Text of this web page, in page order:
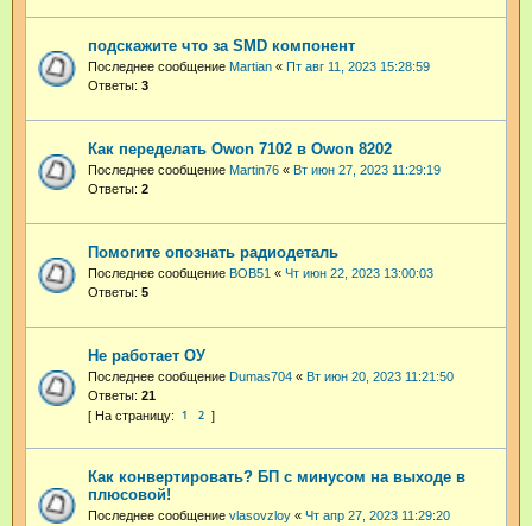
подскажите что за SMD компонент
Последнее сообщение Martian « Пт авг 11, 2023 15:28:59
Ответы: 3
Как переделать Owon 7102 в Owon 8202
Последнее сообщение Martin76 « Вт июн 27, 2023 11:29:19
Ответы: 2
Помогите опознать радиодеталь
Последнее сообщение BOB51 « Чт июн 22, 2023 13:00:03
Ответы: 5
Не работает ОУ
Последнее сообщение Dumas704 « Вт июн 20, 2023 11:21:50
Ответы: 21
1 2
Как конвертировать? БП с минусом на выходе в
плюсовой!
Последнее сообщение vlasovzloy « Чт апр 27, 2023 11:29:20